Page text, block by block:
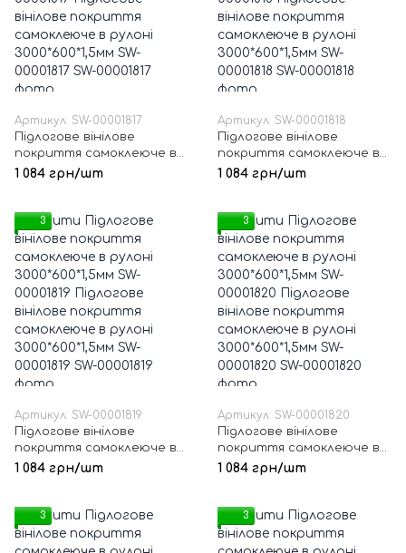
Артикул: SW-00001817
Підлогове вінілове
покриття самоклеюче в
рулоні 3000*600*1,5мм SW-
1 084 грн/шт
Артикул: SW-00001818
Підлогове вінілове
покриття самоклеюче в
рулоні 3000*600*1,5мм SW-
1 084 грн/шт
3
Артикул: SW-00001819
Підлогове вінілове
покриття самоклеюче в
рулоні 3000*600*1,5мм SW-
1 084 грн/шт
3
Артикул: SW-00001820
Підлогове вінілове
покриття самоклеюче в
рулоні 3000*600*1,5мм SW-
1 084 грн/шт
3 3